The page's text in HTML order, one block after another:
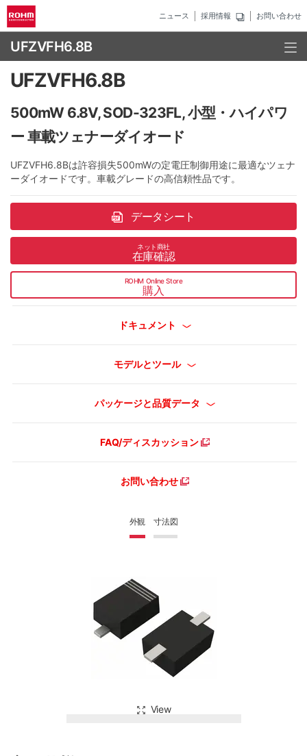
ニュース 採用情報 お問い合わせ
UFZVFH6.8B
外観 寸法図
View
UFZVFH6.8B
500mW 6.8V, SOD-323FL, 小型・ハイパワ
ー 車載ツェナーダイオード
UFZVFH6.8Bは許容損失500mWの定電圧制御用途に最適なツェナ
ーダイオードです。車載グレードの高信頼性品です。
データシート
ネット商社
在庫確認
ROHM Online Store
購入
ドキュメント
モデルとツール
パッケージと品質データ
FAQ/ディスカッション
お問い合わせ